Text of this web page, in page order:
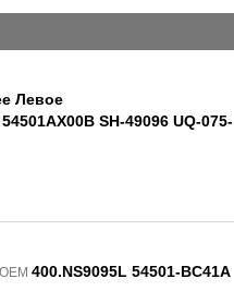
Левое
SH-49096 UQ-075-
400.NS9095L 54501-BC41A